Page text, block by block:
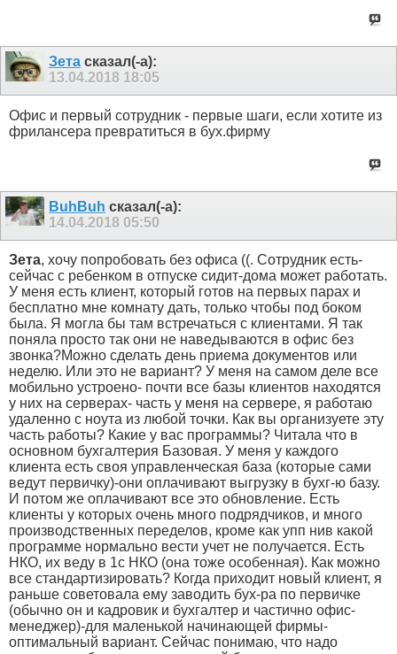
Зета сказал(-а):
13.04.2018 18:05
Офис и первый сотрудник - первые шаги, если хотите из
фрилансера превратиться в бух.фирму
BuhBuh сказал(-а):
14.04.2018 05:50
Зета, хочу попробовать без офиса ((. Сотрудник есть-
сейчас с ребенком в отпуске сидит-дома может работать.
У меня есть клиент, который готов на первых парах и
бесплатно мне комнату дать, только чтобы под боком
была. Я могла бы там встречаться с клиентами. Я так
поняла просто так они не наведываются в офис без
звонка?Можно сделать день приема документов или
неделю. Или это не вариант? У меня на самом деле все
мобильно устроено- почти все базы клиентов находятся
у них на серверах- часть у меня на сервере, я работаю
удаленно с ноута из любой точки. Как вы организуете эту
часть работы? Какие у вас программы? Читала что в
основном бухгалтерия Базовая. У меня у каждого
клиента есть своя управленческая база (которые сами
ведут первичку)-они оплачивают выгрузку в бухг-ю базу.
И потом же оплачивают все это обновление. Есть
клиенты у которых очень много подрядчиков, и много
производственных переделов, кроме как упп нив какой
программе нормально вести учет не получается. Есть
НКО, их веду в 1с НКО (она тоже особенная). Как можно
все стандартизировать? Когда приходит новый клиент, я
раньше советовала ему заводить бух-ра по первичке
(обычно он и кадровик и бухгалтер и частично офис-
менеджер)-для маленькой начинающей фирмы-
оптимальный вариант. Сейчас понимаю, что надо